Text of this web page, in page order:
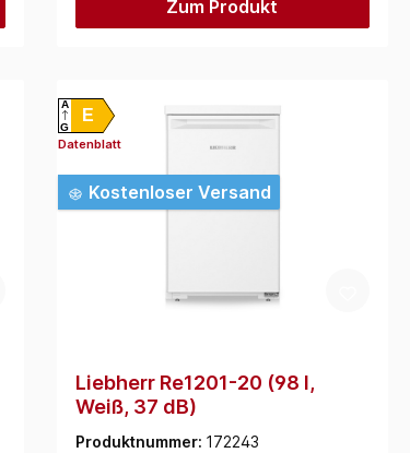
Zum Produkt
E
A
G
Datenblatt
Kostenloser Versand
Liebherr Re1201-20 (98 l,
Weiß, 37 dB)
Produktnummer: 172243